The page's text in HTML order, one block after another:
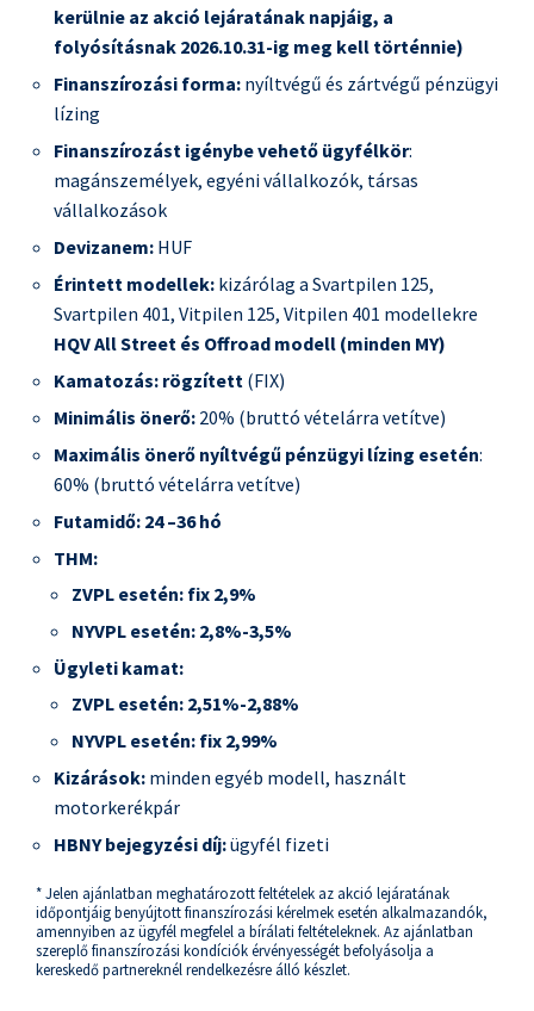
kerülnie az akció lejáratának napjáig, a
folyósításnak 2026.10.31-ig meg kell történnie)
Finanszírozási forma: nyíltvégű és zártvégű pénzügyi
lízing
Finanszírozást igénybe vehető ügyfélkör:
magánszemélyek, egyéni vállalkozók, társas
vállalkozások
Devizanem: HUF
Érintett modellek: kizárólag a Svartpilen 125,
Svartpilen 401, Vitpilen 125, Vitpilen 401 modellekre
HQVAll Street és Offroad modell (minden MY)
Kamatozás: rögzített (FIX)
Minimális önerő: 20% (bruttó vételárra vetítve)
Maximális önerő nyíltvégű pénzügyi lízing esetén:
60% (bruttó vételárra vetítve)
Futamidő: 24 –36 hó
THM:
ZVPL esetén: fix 2,9%
NYVPL esetén: 2,8%-3,5%
Ügyleti kamat:
ZVPL esetén: 2,51%-2,88%
NYVPL esetén: fix 2,99%
Kizárások: minden egyéb modell, használt
motorkerékpár
HBNY bejegyzési díj:ügyfél fizeti
* Jelen ajánlatban meghatározott feltételek az akció lejáratának
időpontjáig benyújtott finanszírozási kérelmek esetén alkalmazandók,
amennyiben az ügyfél megfelel a bírálati feltételeknek. Az ajánlatban
szereplő finanszírozási kondíciók érvényességét befolyásolja a
kereskedő partnereknél rendelkezésre álló készlet.